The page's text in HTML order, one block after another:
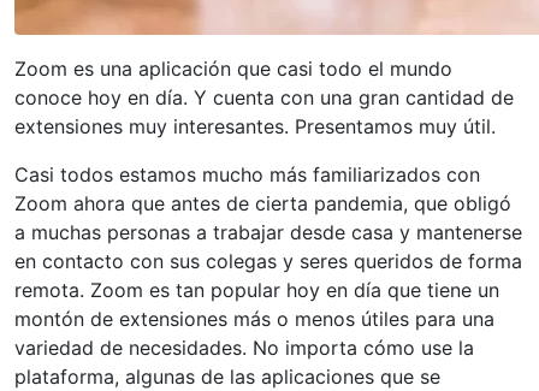
Zoom es una aplicación que casi todo el mundo
conoce hoy en día. Y cuenta con una gran cantidad de
extensiones muy interesantes. Presentamos muy útil.
Casi todos estamos mucho más familiarizados con
Zoom ahora que antes de cierta pandemia, que obligó
a muchas personas a trabajar desde casa y mantenerse
en contacto con sus colegas y seres queridos de forma
remota. Zoom es tan popular hoy en día que tiene un
montón de extensiones más o menos útiles para una
variedad de necesidades. No importa cómo use la
plataforma, algunas de las aplicaciones que se